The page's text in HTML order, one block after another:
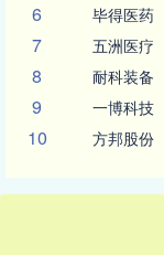
6 毕得医药
7 五洲医疗
8 耐科装备
9 一博科技
10 方邦股份